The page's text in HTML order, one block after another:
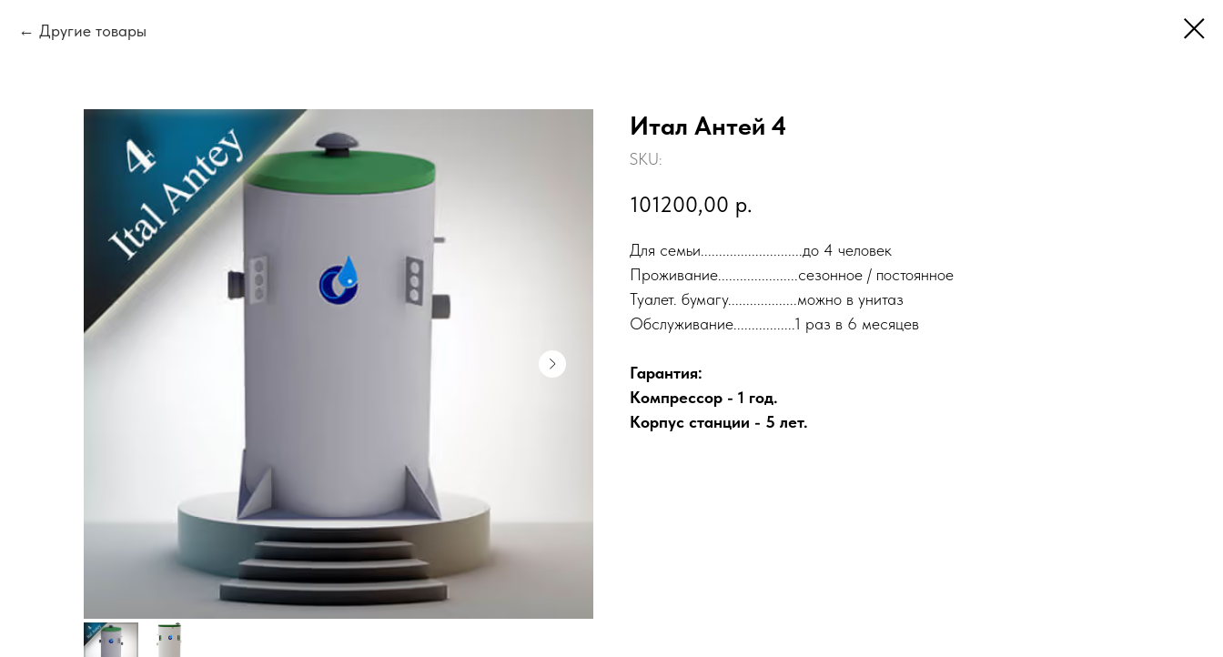
Другие товары
Итал Антей 4
SKU:
101200,00 р.
Для семьи............................до 4 человек
Проживание......................сезонное / постоянное
Туалет. бумагу...................можно в унитаз
Обслуживание.................1 раз в 6 месяцев
Гарантия:
Компрессор - 1 год.
Корпус станции - 5 лет.